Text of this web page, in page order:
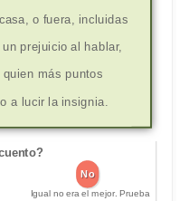
o fuera, incluidas
prejuicio al hablar,
más puntos
a lucir la insignia.
No
Igual no era el mejor. Prueba